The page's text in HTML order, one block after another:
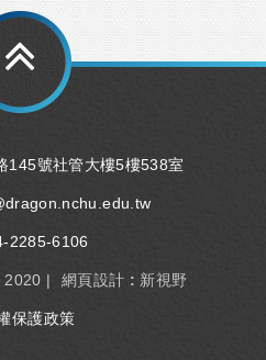
145號社管大樓5樓538室
2285-6106
2020 | 網頁設計 : 新視野
保護政策